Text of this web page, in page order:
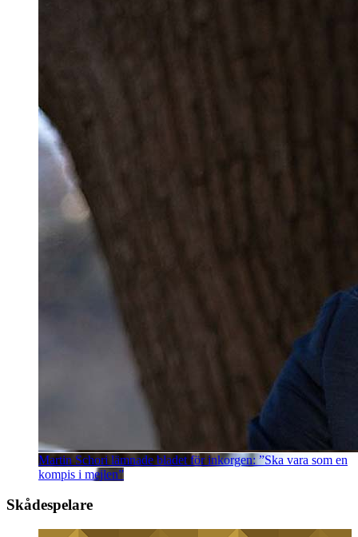
Martin Schori lämnade bladet för inkorgen: ”Ska vara som en
kompis i mejlen”
Skådespelare